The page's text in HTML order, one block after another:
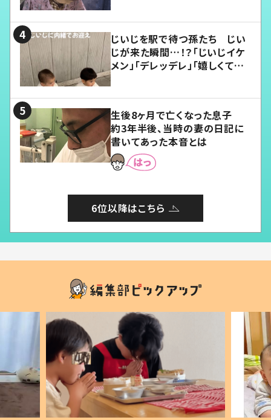
じいじを駅で待つ孫たち じい
じが来た瞬間…！？「じいじイケ
メン」「デレッデレ」「嬉しくて可
生後8ヶ月で亡くなった息子
約3年半後、当時の妻の日記に
書いてあった本音とは
6位以降はこちら